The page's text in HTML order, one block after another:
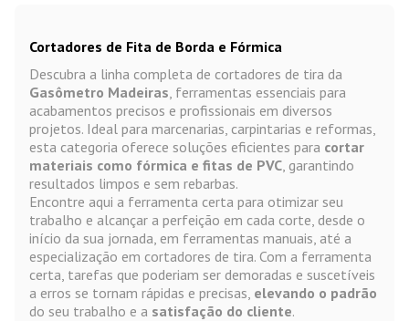
Cortadores de Fita de Borda e Fórmica
Descubra a linha completa de cortadores de tira da
Gasômetro Madeiras, ferramentas essenciais para
acabamentos precisos e profissionais em diversos
projetos. Ideal para marcenarias, carpintarias e reformas,
esta categoria oferece soluções eficientes para cortar
materiais como fórmica e fitas de PVC, garantindo
resultados limpos e sem rebarbas.
Encontre aqui a ferramenta certa para otimizar seu
trabalho e alcançar a perfeição em cada corte, desde o
início da sua jornada, em ferramentas manuais, até a
especialização em cortadores de tira. Com a ferramenta
certa, tarefas que poderiam ser demoradas e suscetíveis
a erros se tornam rápidas e precisas, elevando o padrão
do seu trabalho e a satisfação do cliente.